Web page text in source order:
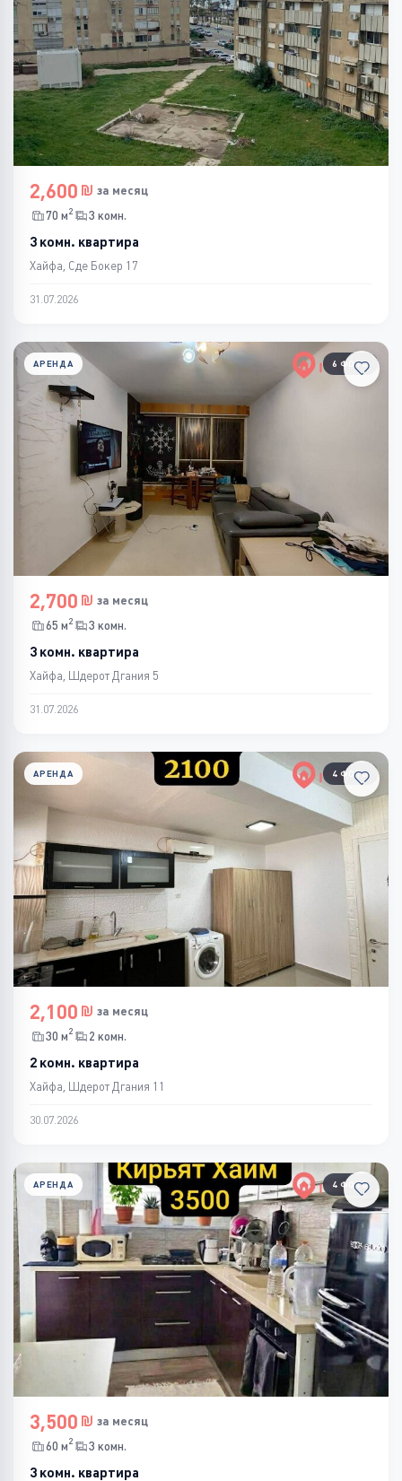
2,600
за месяц
70 м2 3 комн.
3 комн. квартира
Хайфа, Сде Бокер 17
31.07.2026
6 ФОТО
АРЕНДА
2,700
за месяц
65 м2 3 комн.
3 комн. квартира
Хайфа, Шдерот Дгания 5
31.07.2026
4 ФОТО
АРЕНДА
2,100
за месяц
30 м2 2 комн.
2 комн. квартира
Хайфа, Шдерот Дгания 11
30.07.2026
4 ФОТО
АРЕНДА
3,500
за месяц
60 м2 3 комн.
3 комн. квартира